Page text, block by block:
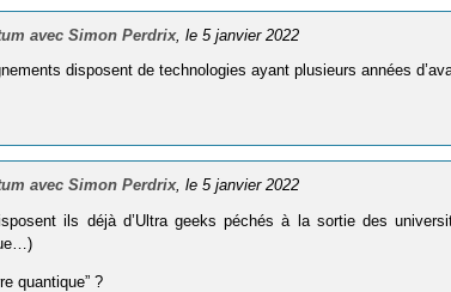
avec Simon Perdrix, le 5 janvier 2022
disposent de technologies ayant plusieurs années
avec Simon Perdrix, le 5 janvier 2022
ils déjà d’Ultra geeks péchés à la sortie des
quantique” ?